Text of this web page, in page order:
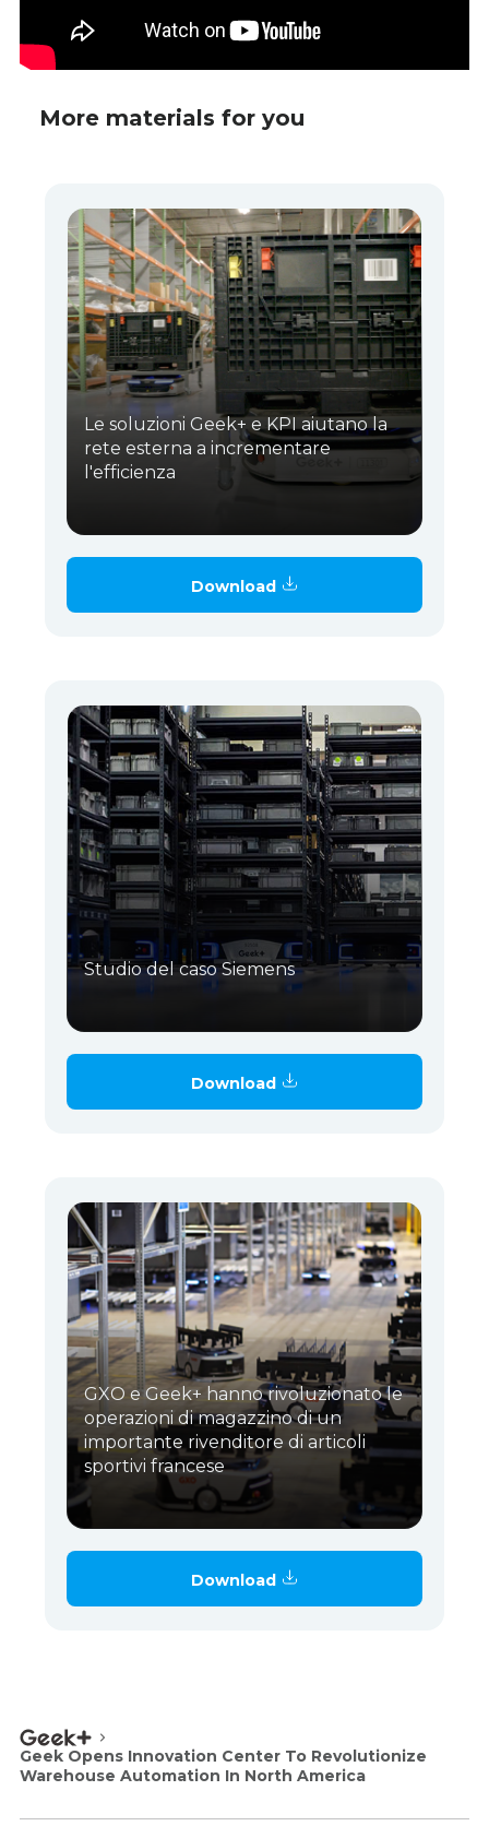
More materials for you
Le soluzioni Geek+ e KPI aiutano la
rete esterna a incrementare
l'efficienza
Download
Studio del caso Siemens
Download
GXO e Geek+ hanno rivoluzionato le
operazioni di magazzino di un
importante rivenditore di articoli
sportivi francese
Download
Geek Opens Innovation Center To Revolutionize
Warehouse Automation In North America